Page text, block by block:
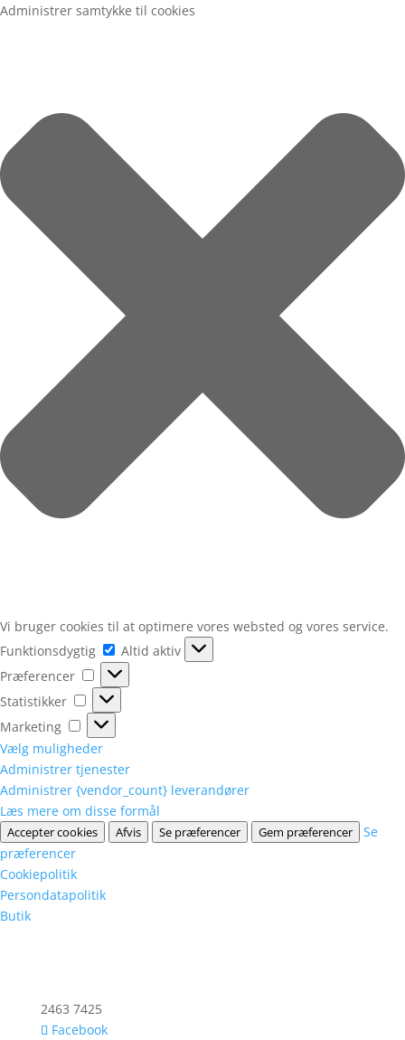
Administrer samtykke til cookies
Vi bruger cookies til at optimere vores websted og vores service.
Funktionsdygtig
Funktionsdygtig
Altid aktiv
Præferencer
Præferencer
Statistikker
Statistikker
Marketing
Marketing
Vælg muligheder
Administrer tjenester
Administrer {vendor_count} leverandører
Læs mere om disse formål
Accepter cookies Afvis Se præferencer Gem præferencer
Se
præferencer
Cookiepolitik
Persondatapolitik
Butik
2463 7425
Facebook